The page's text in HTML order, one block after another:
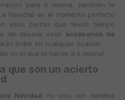
para ti misma, ¡también te
Navidad es el momento perfecto
esas piezas que llevas tiempo
de deseos esos accesorios de
brillar en cualquier ocasión.
es el que te haces a ti misma!
que son un acierto
Navidad no solo son detalles